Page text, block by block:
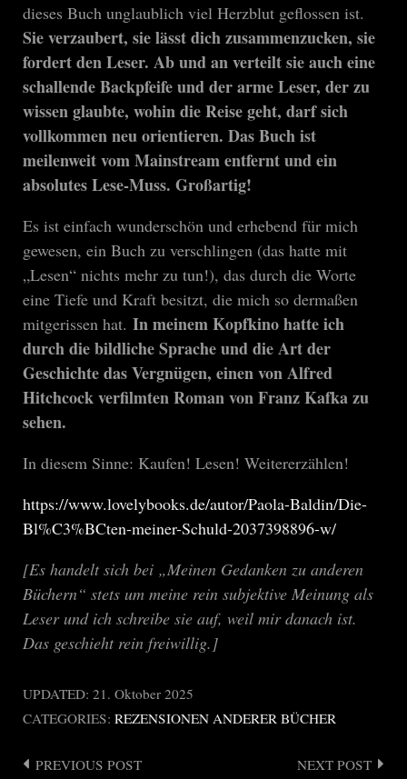
dieses Buch unglaublich viel Herzblut geflossen ist.
Sie verzaubert, sie lässt dich zusammenzucken, sie
fordert den Leser. Ab und an verteilt sie auch eine
schallende Backpfeife und der arme Leser, der zu
wissen glaubte, wohin die Reise geht, darf sich
vollkommen neu orientieren. Das Buch ist
meilenweit vom Mainstream entfernt und ein
absolutes Lese-Muss. Großartig!
Es ist einfach wunderschön und erhebend für mich
gewesen, ein Buch zu verschlingen (das hatte mit
„Lesen“ nichts mehr zu tun!), das durch die Worte
eine Tiefe und Kraft besitzt, die mich so dermaßen
mitgerissen hat. In meinem Kopfkino hatte ich
durch die bildliche Sprache und die Art der
Geschichte das Vergnügen, einen von Alfred
Hitchcock verfilmten Roman von Franz Kafka zu
sehen.
In diesem Sinne: Kaufen! Lesen! Weitererzählen!
https://www.lovelybooks.de/autor/Paola-Baldin/Die-
Bl%C3%BCten-meiner-Schuld-2037398896-w/
[Es handelt sich bei „Meinen Gedanken zu anderen
Büchern“ stets um meine rein subjektive Meinung als
Leser und ich schreibe sie auf, weil mir danach ist.
Das geschieht rein freiwillig.]
UPDATED: 21. Oktober 2025
CATEGORIES: REZENSIONEN ANDERER BÜCHER
Post
PREVIOUS POST NEXT POST